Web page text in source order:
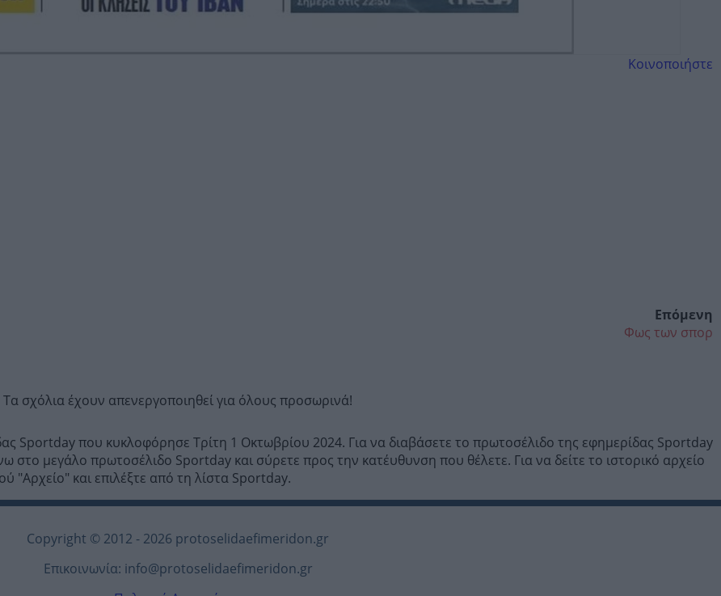
Κοινοποιήστε
Επόμενη
Φως των σπορ
Τα σχόλια έχουν απενεργοποιηθεί για όλους προσωρινά!
Sportday που κυκλοφόρησε Τρίτη 1 Οκτωβρίου 2024. Για να διαβάσετε το πρωτοσέλιδο της εφημερίδας Sportday
στο μεγάλο πρωτοσέλιδο Sportday και σύρετε προς την κατέυθυνση που θέλετε. Για να δείτε το ιστορικό αρχείο
"Αρχείο" και επιλέξτε από τη λίστα Sportday.
Copyright © 2012 - 2026 protoselidaefimeridon.gr
Επικοινωνία: info@protoselidaefimeridon.gr